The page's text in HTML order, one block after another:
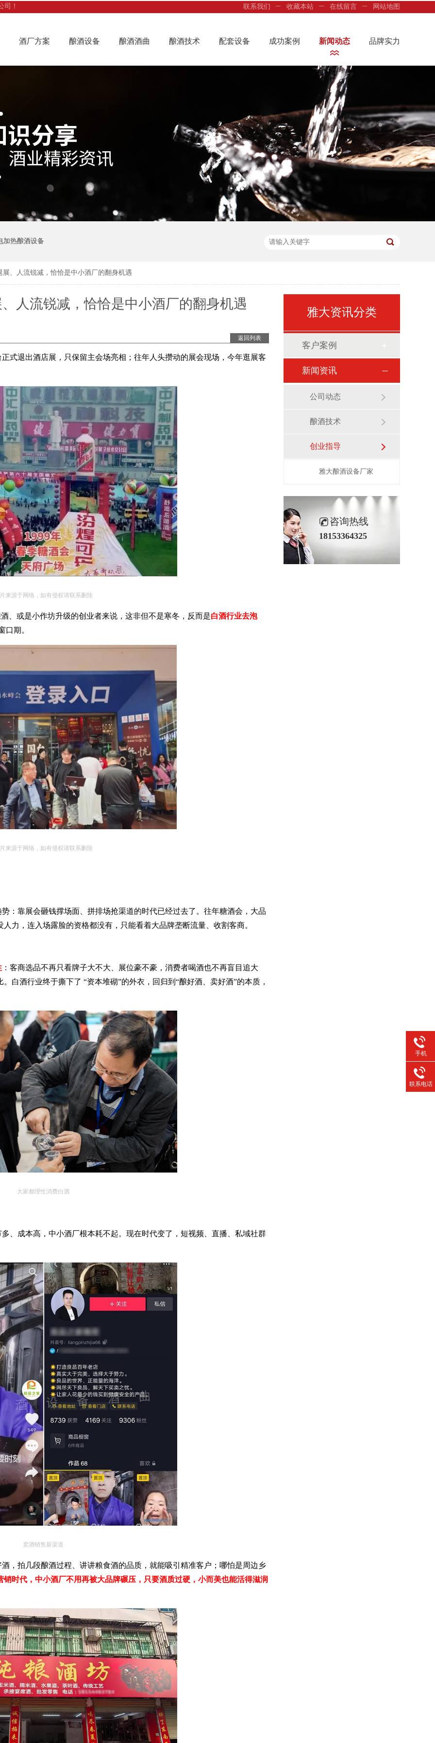
联系我们 收藏本站 在线留言 网站地图
司！
酒厂方案 酿酒设备 酿酒酒曲 酿酒技术 配套设备 成功案例 新闻动态 品牌实力
加热酿酒设备
展、人流锐减，恰恰是中小酒厂的翻身机遇
人流锐减，恰恰是中小酒厂的翻身机遇
返回列表
式退出酒店展，只保留主会场亮相；往年人头攒动的展会现场，今年逛展客
来源于网络，如有侵权请联系删除
、或是小作坊升级的创业者来说，这非但不是寒冬，反而是白酒行业去泡
口期。
来源于网络，如有侵权请联系删除
：靠展会砸钱撑场面、拼排场抢渠道的时代已经过去了。往年糖酒会，大品
力，连入场露脸的资格都没有，只能看着大品牌垄断流量、收割客商。
：客商选品不再只看牌子大不大、展位豪不豪，消费者喝酒也不再盲目追大
。白酒行业终于撕下了 “资本堆砌”的外衣，回归到“酿好酒、卖好酒”的本质，
大家都理性消费白酒
、成本高，中小酒厂根本耗不起。现在时代变了，短视频、直播、私域社群
卖酒销售新渠道
，拍几段酿酒过程、讲讲粮食酒的品质，就能吸引精准客户；哪怕是周边乡
销时代，中小酒厂不用再被大品牌碾压，只要酒质过硬，小而美也能活得滋润
雅大资讯分类
客户案例
新闻资讯
公司动态
酿酒技术
创业指导
雅大酿酒设备厂家
咨询热线
18153364325
手机
联系电话